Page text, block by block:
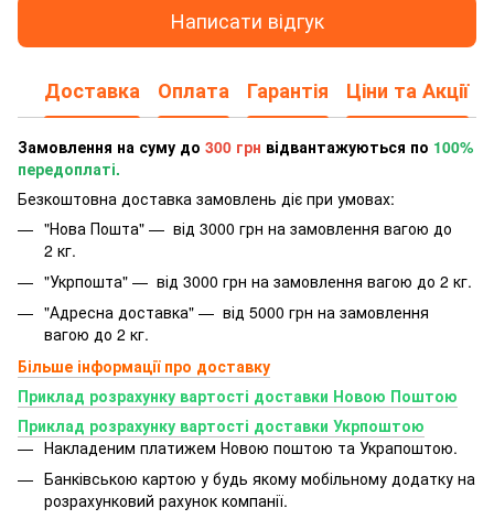
Написати відгук
Доставка Оплата Гарантія Ціни та Акції
Замовлення на суму до 300 грн відвантажуються по 100%
передоплаті.
Безкоштовна доставка замовлень діє при умовах:
"Нова Пошта" — від 3000 грн на замовлення вагою до
2 кг.
"Укрпошта" — від 3000 грн на замовлення вагою до 2 кг.
"Адресна доставка" — від 5000 грн на замовлення
вагою до 2 кг.
Більше інформації про доставку
Приклад розрахунку вартості доставки Новою Поштою
Приклад розрахунку вартості доставки Укрпоштою
Накладеним платижем Новою поштою та Украпоштою.
Банківською картою у будь якому мобільному додатку на
розрахунковий рахунок компанії.